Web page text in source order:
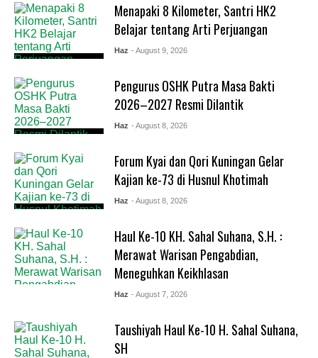
Menapaki 8 Kilometer, Santri HK2
Belajar tentang Arti Perjuangan
Haz - August 9, 2026
Pengurus OSHK Putra Masa Bakti
2026–2027 Resmi Dilantik
Haz - August 8, 2026
Forum Kyai dan Qori Kuningan Gelar
Kajian ke-73 di Husnul Khotimah
Haz - August 8, 2026
Haul Ke-10 KH. Sahal Suhana, S.H. :
Merawat Warisan Pengabdian,
Meneguhkan Keikhlasan
Haz - August 7, 2026
Taushiyah Haul Ke-10 H. Sahal Suhana,
SH